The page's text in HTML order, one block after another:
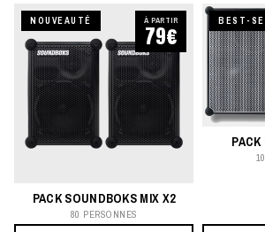
NOUVEAUTÉ À PARTIR
79€
PACK SOUNDBOKS MIX X2
80 PERSONNES
BEST-